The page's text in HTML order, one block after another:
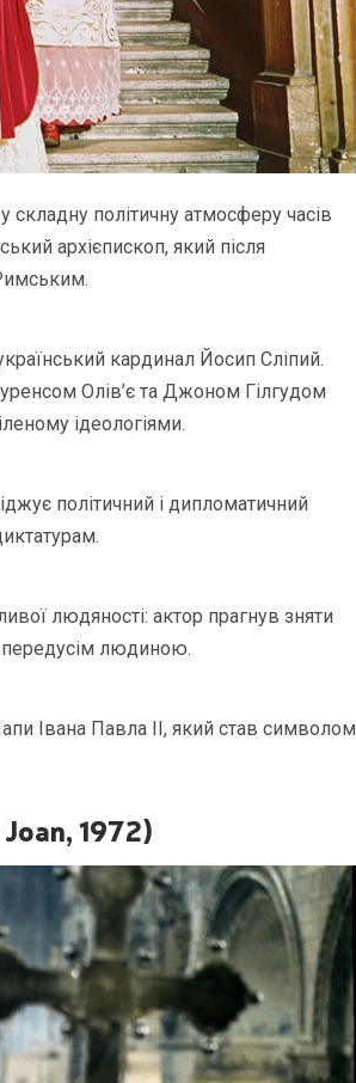
політичну атмосферу часів
архієпископ, який після
кардинал Йосип Сліпий.
Олів’є та Джоном Гілгудом
ідеологіями.
політичний і дипломатичний
людяності: актор прагнув зняти
передусім людиною.
Івана Павла II, який став символом
1972)